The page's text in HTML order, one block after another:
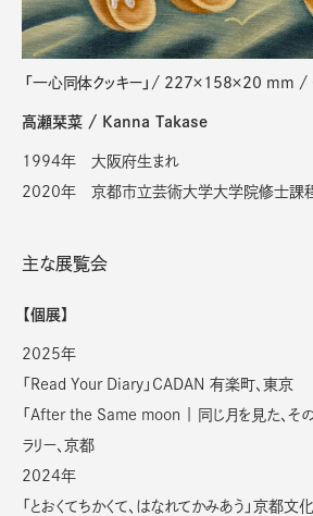
「一心同体クッキー」/ 227×158×20
高瀬栞菜 / Kanna Takase
1994年 大阪府生まれ
2020年 京都市立芸術大学大学院修士
主な展覧会
【個展】
2025年
「Read Your Diary」CADAN 有楽町、東京
「After the Same moon | 同じ月を見た、その
ラリー、京都
2024年
「とおくてちかくて、はなれてかみあう」京都